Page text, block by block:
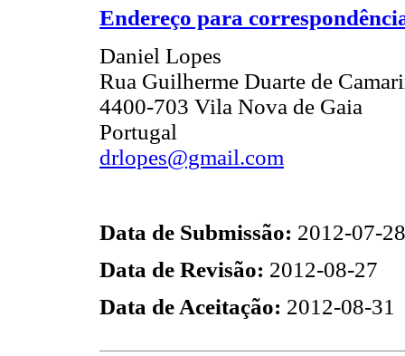
Endereço para
Daniel Lopes
Rua Guilherme Duarte de
4400-703 Vila Nova de Gaia
Portugal
drlopes@gmail.com
Data de Submissão: 2012-07-28
Data de Revisão: 2012-08-27
Data de Aceitação: 2012-08-31